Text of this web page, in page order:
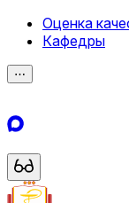
Оценка
Кафедры
⋯